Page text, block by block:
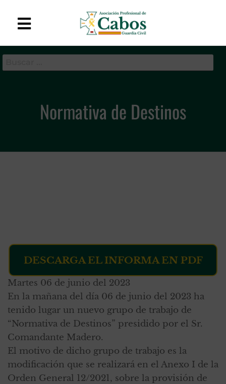
APC-GC
de Cabos de la Guardia
Normativa de Destinos
DESCARGA EL INFORMA EN PDF
Martes 06 de junio del 2023
En la mañana del día 06 de junio del 2023 ha
tenido lugar un nuevo grupo de trabajo de
“Normativa de Destinos” presidido por el Sr.
Comandante Madero.
El motivo de dicho grupo de trabajo es la
modificación que se realizará en el Anexo I de la
Orden General 12/2021, sobre la provisión de